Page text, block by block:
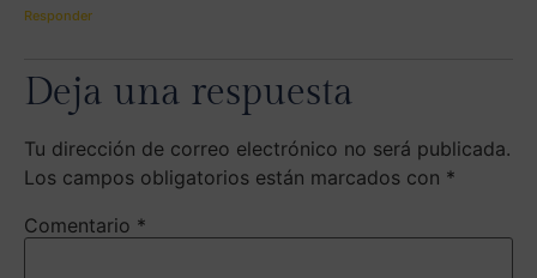
Responder
Deja una respuesta
Tu dirección de correo electrónico no será publicada.
Los campos obligatorios están marcados con *
Comentario *